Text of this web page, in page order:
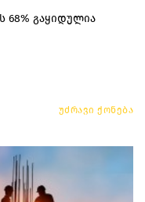
68% გაყიდულია
უძრავი ქონება